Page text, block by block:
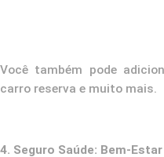
Você também pode
carro reserva e muito mais.
4. Seguro Saúde: Bem-